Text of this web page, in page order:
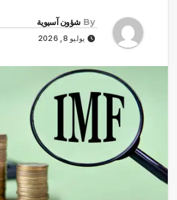
By شؤون آسيوية
يوليو 8, 2026